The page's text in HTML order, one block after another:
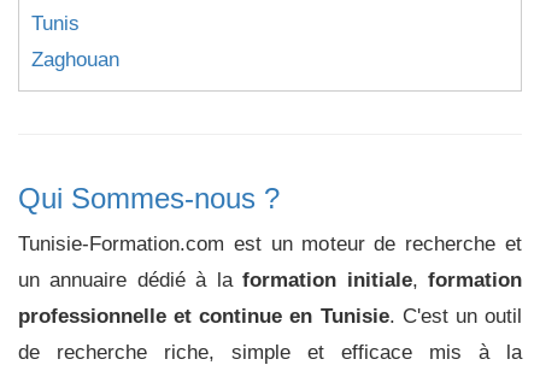
Tunis
Zaghouan
Qui Sommes-nous ?
Tunisie-Formation.com est un moteur de recherche et
un annuaire dédié à laformation initiale,formation
professionnelle et continue en Tunisie. C'est un outil
de recherche riche, simple et efficace mis à la